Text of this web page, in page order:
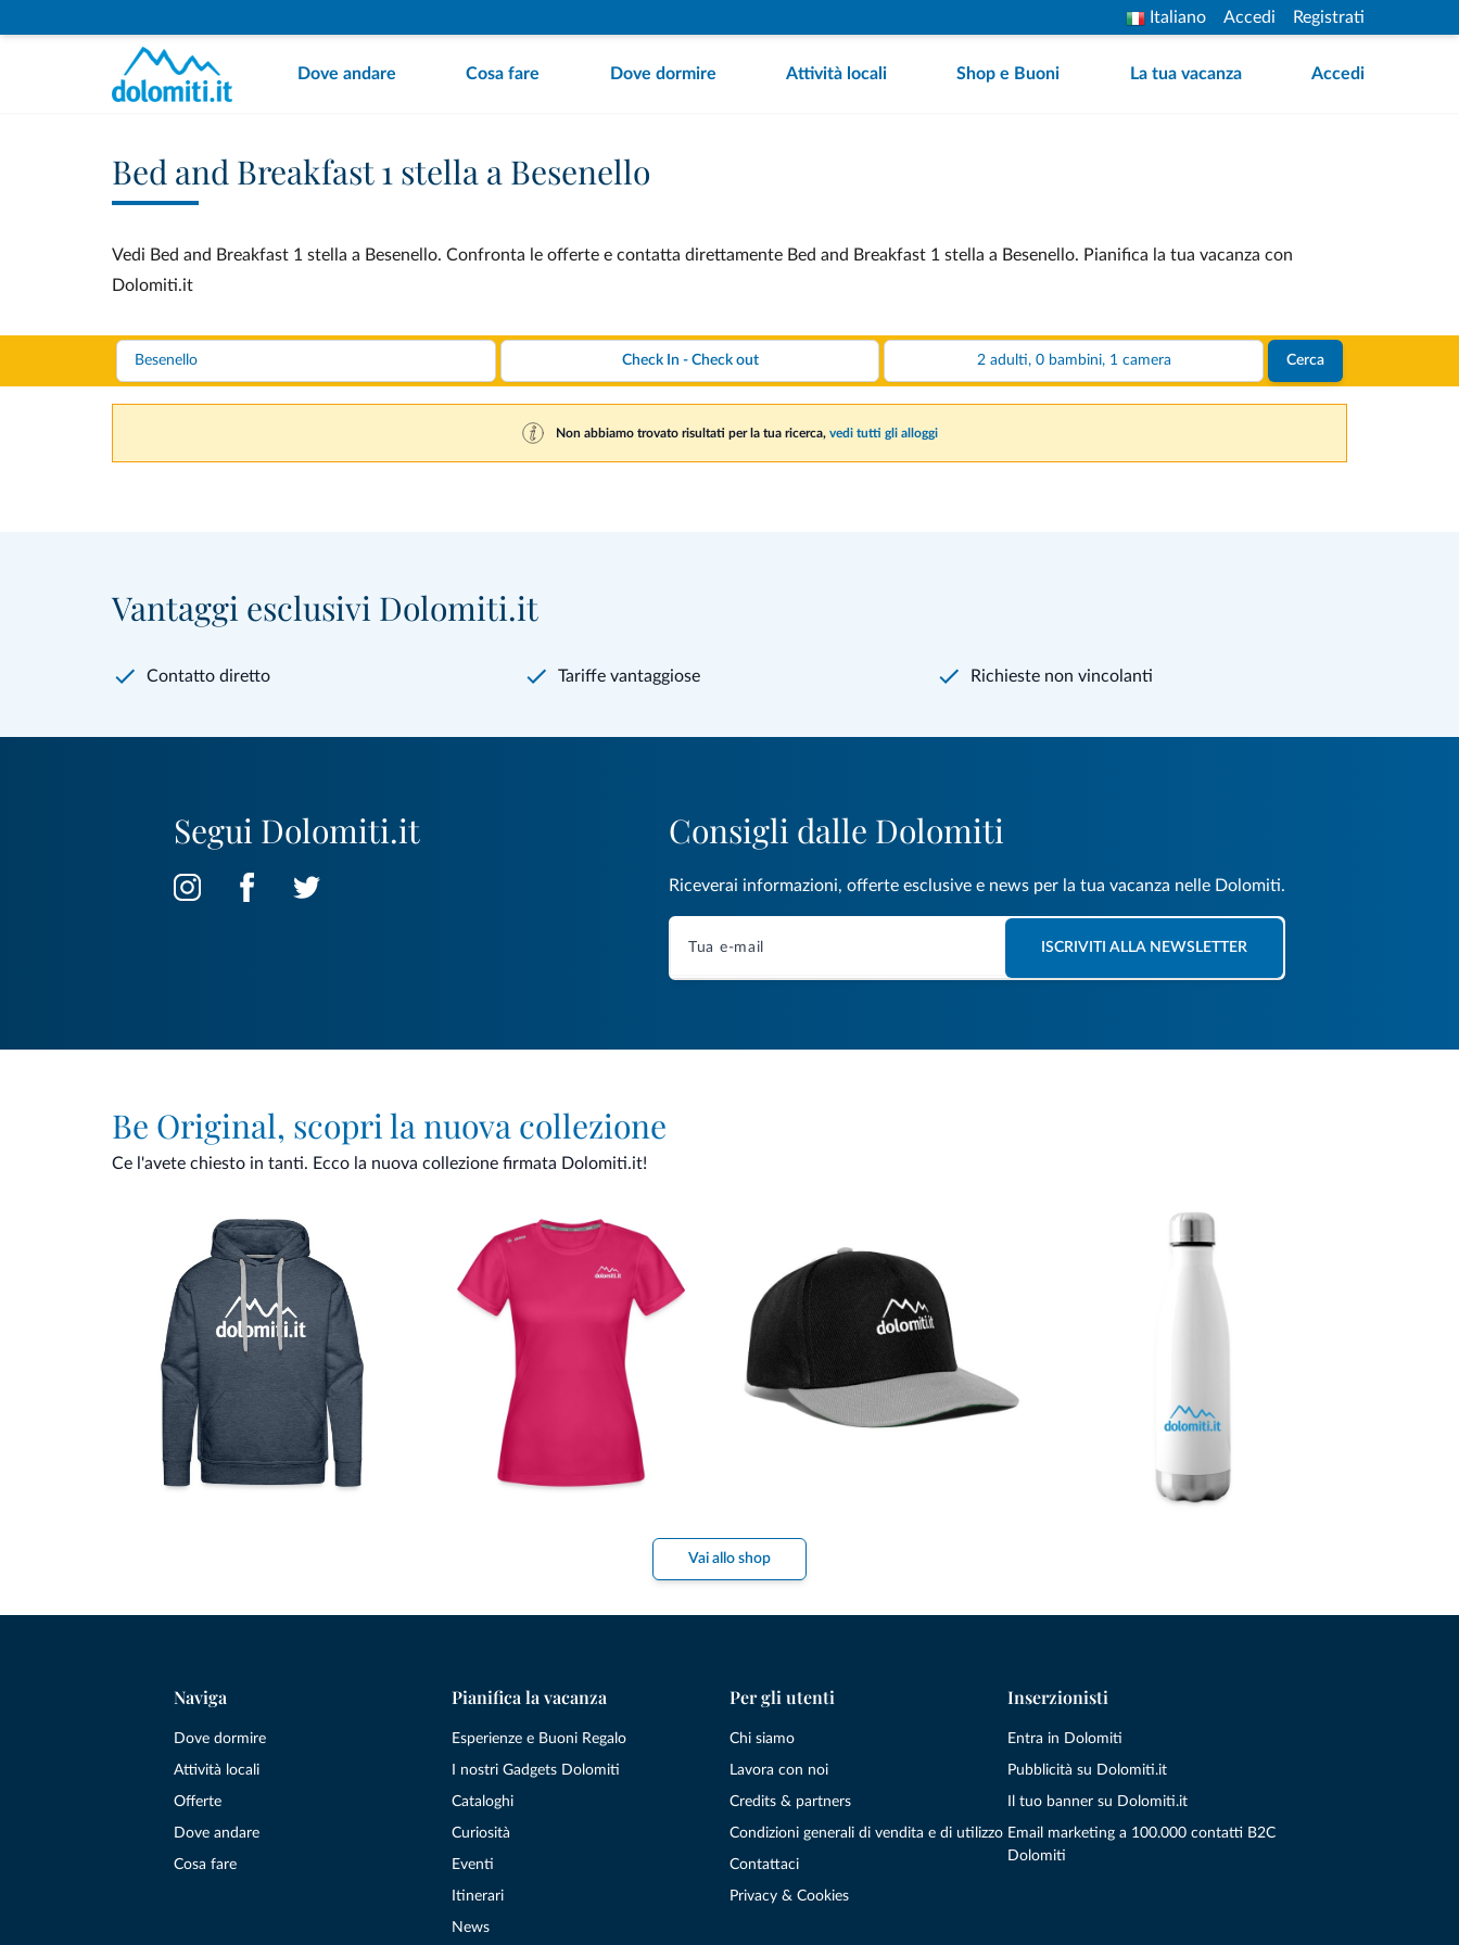
Italiano Accedi Registrati
Dove andare Cosa fare Dove dormire Attività locali Shop e Buoni La tua vacanza Accedi
Bed and Breakfast 1 stella a Besenello
Vedi Bed and Breakfast 1 stella a Besenello. Confronta le offerte e contatta direttamente Bed and Breakfast 1 stella a Besenello. Pianifica la tua vacanza con
Dolomiti.it
2 adulti, 0 bambini, 1 camera Cerca
Non abbiamo trovato risultati per la tua ricerca, vedi tutti gli alloggi
Vantaggi esclusivi Dolomiti.it
Contatto diretto Tariffe vantaggiose Richieste non vincolanti
Segui Dolomiti.it Consigli dalle Dolomiti
Riceverai informazioni, offerte esclusive e news per la tua vacanza nelle Dolomiti.
ISCRIVITI ALLA NEWSLETTER
Be Original, scopri la nuova collezione
Ce l'avete chiesto in tanti. Ecco la nuova collezione firmata Dolomiti.it!
Vai allo shop
Naviga
Dove dormire
Attività locali
Offerte
Dove andare
Cosa fare
Pianifica la vacanza
Esperienze e Buoni Regalo
I nostri Gadgets Dolomiti
Cataloghi
Curiosità
Eventi
Itinerari
News
Per gli utenti
Chi siamo
Lavora con noi
Credits & partners
Condizioni generali di vendita e di utilizzo
Contattaci
Privacy & Cookies
Inserzionisti
Entra in Dolomiti
Pubblicità su Dolomiti.it
Il tuo banner su Dolomiti.it
Email marketing a 100.000 contatti B2C
Dolomiti